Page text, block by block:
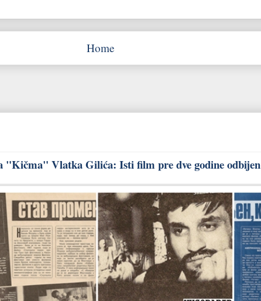
Home
Vlatka Gilića: Isti film pre dve godine odbijen